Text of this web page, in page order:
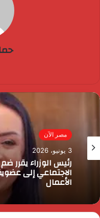
مصر الآن
3 يونيو، 2026
مصر الآن
3 يونيو، 2026
الرئيس السيسي
التنمية وحماية